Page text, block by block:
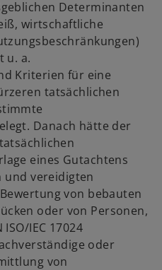
Determinanten
wirtschaftliche
u. a.
Kriterien für eine
tatsächlichen
Danach hätte der
eines Gutachtens
und vereidigten
von bebauten
oder von Personen,
IEC 17024
oder
von